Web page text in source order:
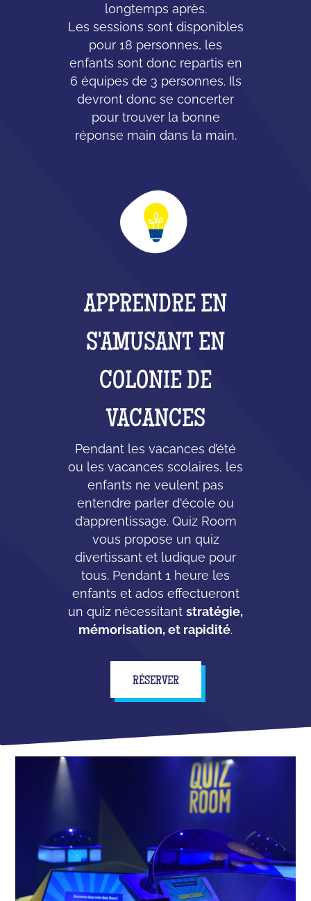
longtemps après.
Les sessions sont disponibles
pour 18 personnes, les
enfants sont donc repartis en
6 équipes de 3 personnes. Ils
devront donc se concerter
pour trouver la bonne
réponse main dans la main.
APPRENDRE EN
S'AMUSANT EN
COLONIE DE
VACANCES
Pendant les vacances d’été
ou les vacances scolaires, les
enfants ne veulent pas
entendre parler d'école ou
d’apprentissage. Quiz Room
vous propose un quiz
divertissant et ludique pour
tous. Pendant 1 heure les
enfants et ados effectueront
un quiz nécessitant stratégie,
mémorisation, et rapidité.
RÉSERVER